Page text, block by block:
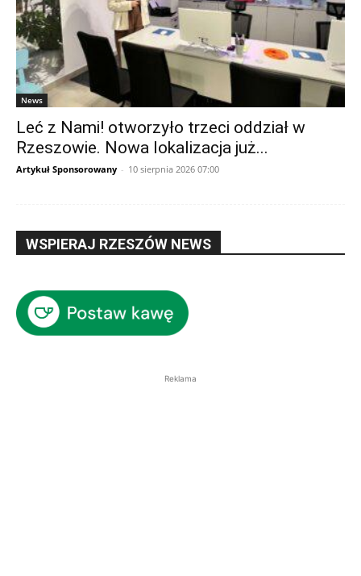
News
Leć z Nami! otworzyło trzeci oddział w
Rzeszowie. Nowa lokalizacja już...
Artykuł Sponsorowany - 10 sierpnia 2026 07:00
WSPIERAJ RZESZÓW NEWS
Reklama